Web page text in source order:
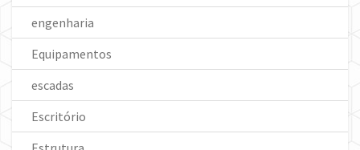
engenharia
Equipamentos
escadas
Escritório